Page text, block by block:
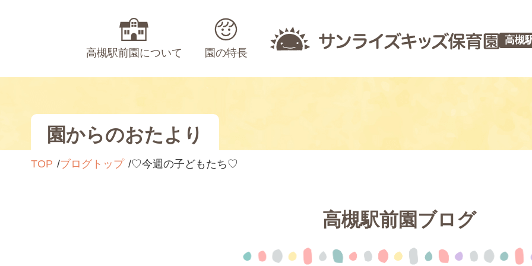
高槻駅前園について 園の特長
高槻
園からのおたより
TOP ブログトップ ♡今週の子どもたち♡
高槻駅前園ブログ